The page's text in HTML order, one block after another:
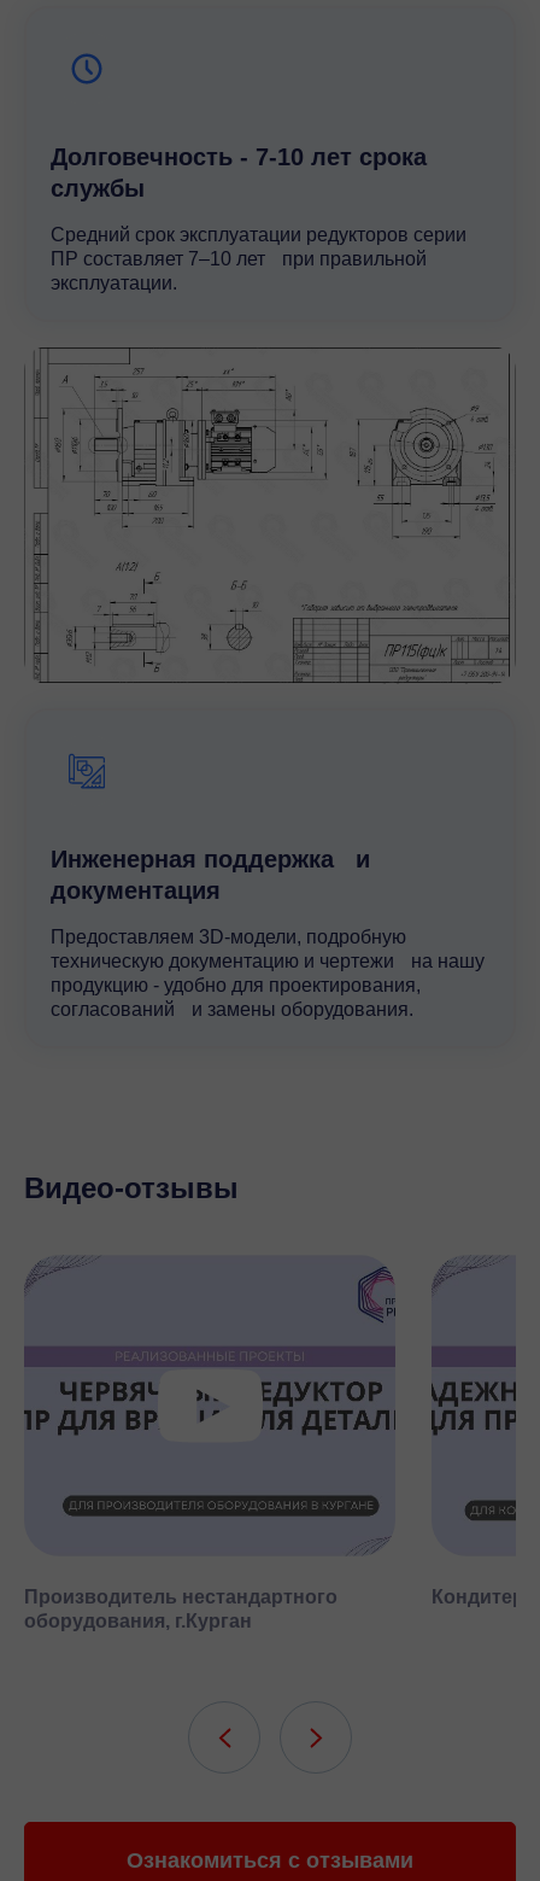
Долговечность - 7-10 лет срока
службы
Средний срок эксплуатации редукторов серии
ПР составляет 7–10 лет при правильной
эксплуатации.
Инженерная поддержка и
документация
Предоставляем 3D-модели, подробную
техническую документацию и чертежи на нашу
продукцию - удобно для проектирования,
согласований и замены оборудования.
Видео-отзывы
Производитель нестандартного
оборудования, г.Курган
Ознакомиться с отзывами